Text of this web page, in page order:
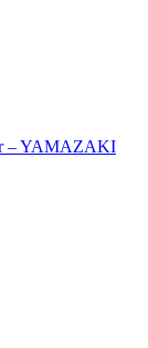
– YAMAZAKI